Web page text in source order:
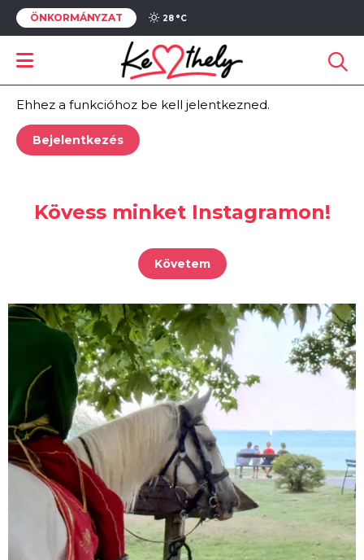
ÖNKORMÁNYZAT 28 °C
FOTÓGALÉRIA
MÓDOSÍTÁSA
Ehhez a funkcióhoz be kell jelentkezned.
Bejelentkezés
Kövess minket Instagramon!
Követem